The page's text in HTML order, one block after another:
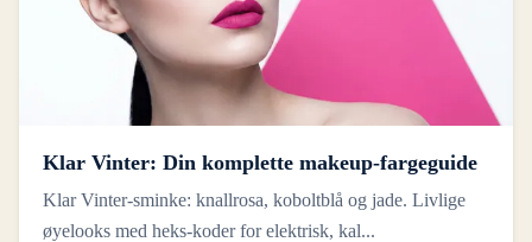
Klar Vinter: Din komplette makeup-fargeguide
Klar Vinter-sminke: knallrosa, koboltblå og jade. Livlige
øyelooks med heks-koder for elektrisk, kal...